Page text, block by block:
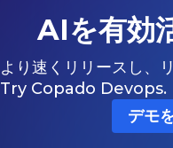
AIを有効
より速くリリースし、
Try Copado Devops.
デモ